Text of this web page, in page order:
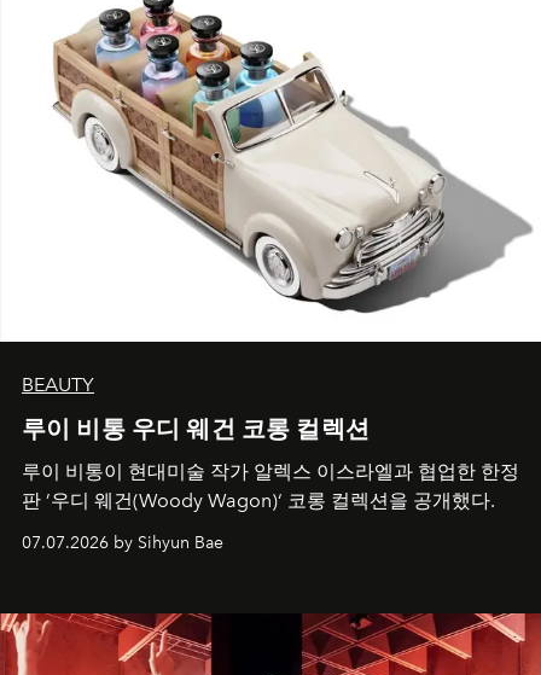
BEAUTY
루이 비통 우디 웨건 코롱 컬렉션
루이 비통이 현대미술 작가 알렉스 이스라엘과 협업한 한정
판 ’우디 웨건(Woody Wagon)‘ 코롱 컬렉션을 공개했다.
07.07.2026 by Sihyun Bae